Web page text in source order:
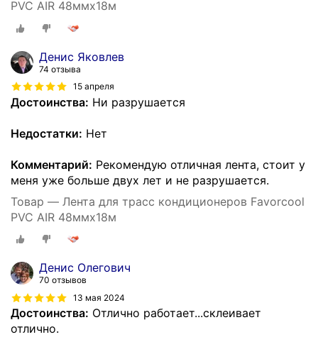
PVC AIR 48ммх18м
Денис Яковлев
74 отзыва
15 апреля
Достоинства: Ни разрушается
Недостатки: Нет
Комментарий: Рекомендую отличная лента, стоит у
меня уже больше двух лет и не разрушается.
Товар — Лента для трасс кондиционеров Favorcool
PVC AIR 48ммх18м
Денис Олегович
70 отзывов
13 мая 2024
Достоинства: Отлично работает...склеивает
отлично.